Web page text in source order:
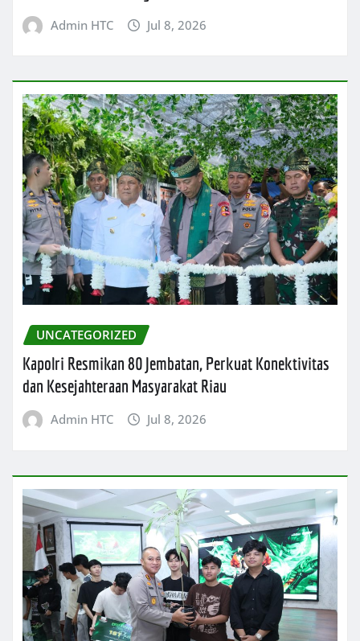
Admin HTC Jul 8, 2026
UNCATEGORIZED
Kapolri Resmikan 80 Jembatan, Perkuat Konektivitas
dan Kesejahteraan Masyarakat Riau
Admin HTC Jul 8, 2026